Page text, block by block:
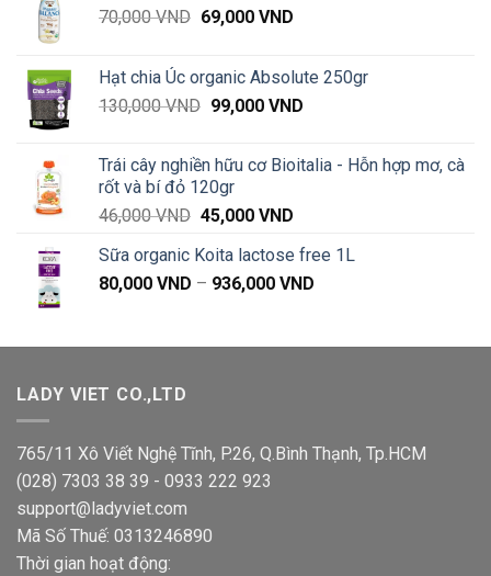
70,000VND Giá
70,000 VND.
69,000 VNDGiá
là:
69,000 VND.
Hạt chia Úc organic Absolute 250gr
130,000VND Giá
130,000 VND.
99,000 VNDGiá
là:
Trái cây nghiền hữu cơ Bioitalia - Hỗn hợp mơ, cà
rốt và bí đỏ 120gr
46,000VND Giá
là:
46,000 VND.
45,000 VNDGiá
tại
là:
Sữa organic Koita lactose free 1L
80,000 VND – 936,000 VND
80,000 VND
LADY VIET CO.,LTD
765/11 Xô Viết Nghệ Tĩnh, P.26, Q.Bình Thạnh, Tp.HCM
(028) 7303 38 39 - 0933 222 923
support@ladyviet.com
Mã Số Thuế: 0313246890
Thời gian hoạt động: